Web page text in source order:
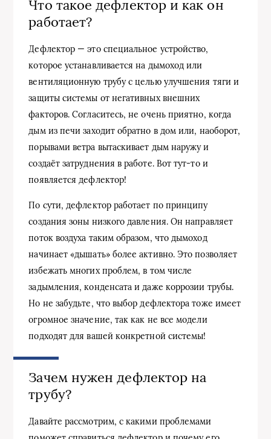
Что такое дефлектор и как он
работает?
Дефлектор — это специальное устройство,
которое устанавливается на дымоход или
вентиляционную трубу с целью улучшения тяги и
защиты системы от негативных внешних
факторов. Согласитесь, не очень приятно, когда
дым из печи заходит обратно в дом или, наоборот,
порывами ветра вытаскивает дым наружу и
создаёт затруднения в работе. Вот тут-то и
появляется дефлектор!
По сути, дефлектор работает по принципу
создания зоны низкого давления. Он направляет
поток воздуха таким образом, что дымоход
начинает «дышать» более активно. Это позволяет
избежать многих проблем, в том числе
задымления, конденсата и даже коррозии трубы.
Но не забудьте, что выбор дефлектора тоже имеет
огромное значение, так как не все модели
подходят для вашей конкретной системы!
Зачем нужен дефлектор на
трубу?
Давайте рассмотрим, с какими проблемами